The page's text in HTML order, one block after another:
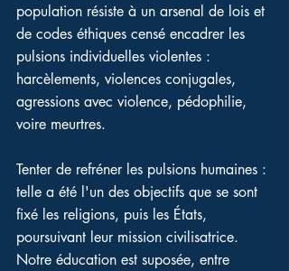
population résiste à un arsenal de lois et
de codes éthiques censé encadrer les
pulsions individuelles violentes :
harcèlements, violences conjugales,
agressions avec violence, pédophilie,
voire meurtres.
Tenter de refréner les pulsions humaines :
telle a été l'un des objectifs que se sont
fixé les religions, puis les États,
poursuivant leur mission civilisatrice.
Notre éducation est suposée, entre